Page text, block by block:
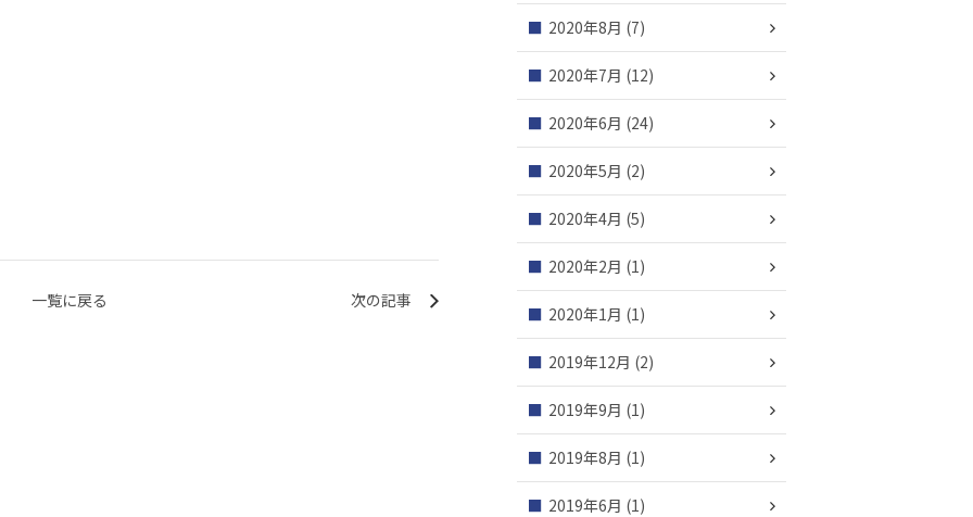
次の記事
一覧に戻る
2020年8月 (7)
2020年7月 (12)
2020年6月 (24)
2020年5月 (2)
2020年4月 (5)
2020年2月 (1)
2020年1月 (1)
2019年12月 (2)
2019年9月 (1)
2019年8月 (1)
2019年6月 (1)